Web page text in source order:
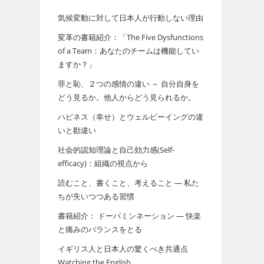
気候変動に対して日本人が行動しない理由
変革の書籍紹介：「The Five Dysfunctions
of a Team：あなたのチームは機能してい
ますか？」
罪と恥、２つの感情の違い ～ 自分自身を
どう見るか。他人からどう見られるか。
ハピネス（幸せ）とウェルビーイングの違
いと勘違い
社会的認知理論と自己効力感(Self-
efficacy)：組織の視点から
読むこと、書くこと、考えること ― 私た
ちが失いつつある習慣
書籍紹介： ドーパミンネーション ― 快楽
と痛みのバランスをとる
イギリス人と日本人の驚くべき共通点